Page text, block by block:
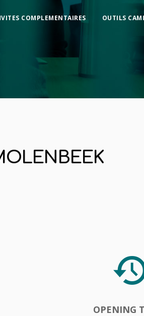
COMPLEMENTAIRES OUTILS
OPENING